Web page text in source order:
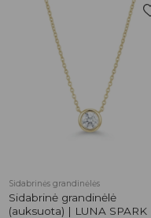
Pridėti
Sidabrinės grandinėlės
Sidabrinė grandinėlė
(auksuota) | LUNA SPARK